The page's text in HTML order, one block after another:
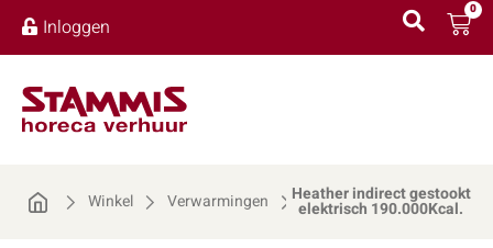
Inloggen
0
Winkel Verwarmingen Heather indirect gestookt
elektrisch 190.000Kcal.